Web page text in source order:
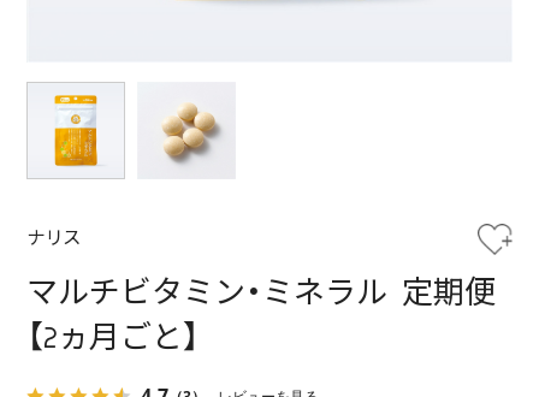
ナリス
マルチビタミン・ミネラル 定期便
【2ヵ月ごと】